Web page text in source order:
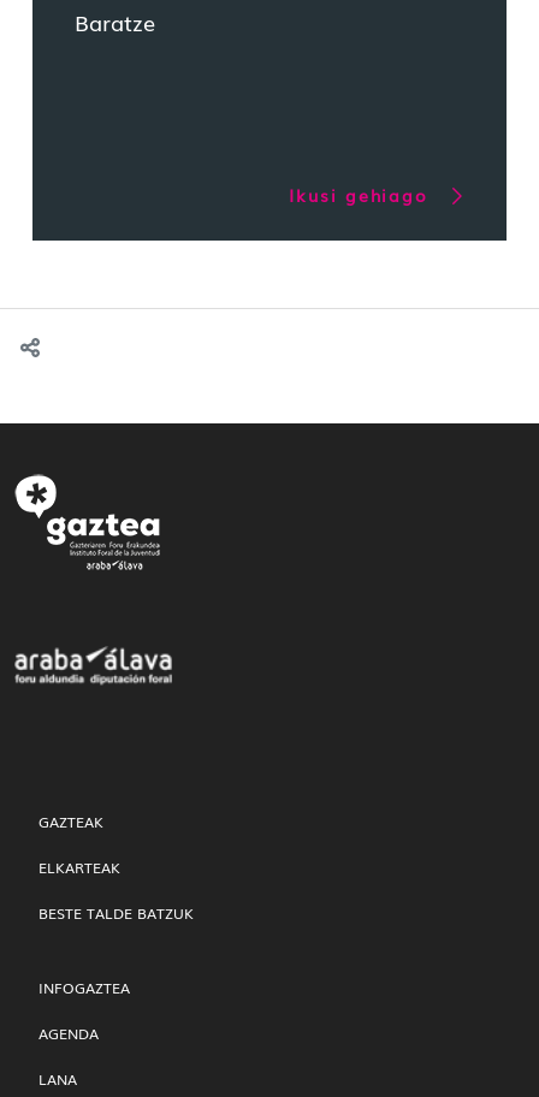
Baratze
Ikusi gehiago
GAZTEAK
ELKARTEAK
BESTE TALDE BATZUK
INFOGAZTEA
AGENDA
LANA